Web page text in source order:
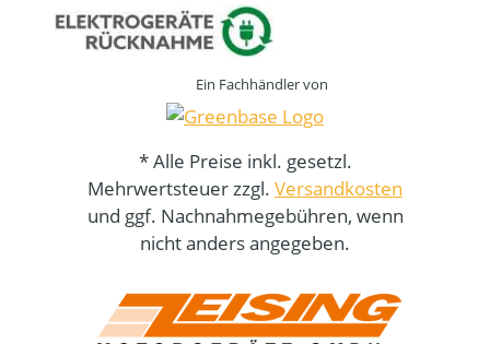
Ein Fachhändler von
* Alle Preise inkl. gesetzl.
Mehrwertsteuer zzgl. Versandkosten
und ggf. Nachnahmegebühren, wenn
nicht anders angegeben.